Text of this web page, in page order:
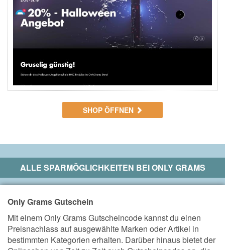
SHOP ÖFFNEN
ALLE SPARMÖGLICHKEITEN BEIONLY GRAMS
Only Grams Gutschein
Mit einem Only Grams Gutscheincode kannst du einen
Preisnachlass auf ausgewählte Marken oder Artikel in
bestimmten Kategorien erhalten. Darüber hinaus bietet der